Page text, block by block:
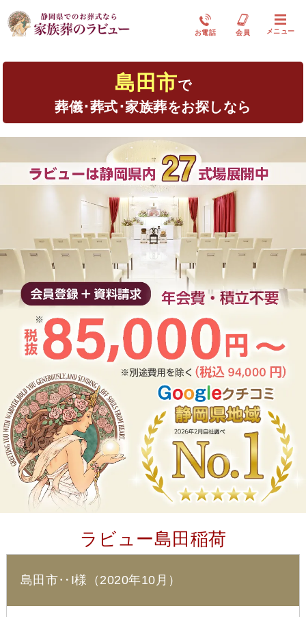
お電話 会員 メニュー
島田市で
葬儀･葬式･家族葬をお探しなら
ラビュー島田稲荷
島田市‥I様（2020年10月）